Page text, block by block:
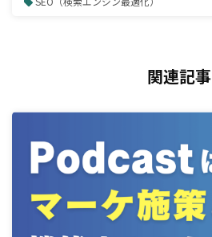
関連記事